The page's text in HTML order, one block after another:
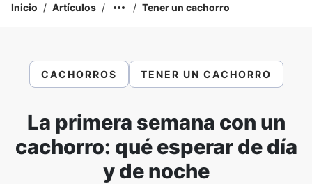
Inicio / Artículos / / Tener un cachorro
CACHORROS TENER UN CACHORRO
La primera semana con un
cachorro: qué esperar de día
y de noche